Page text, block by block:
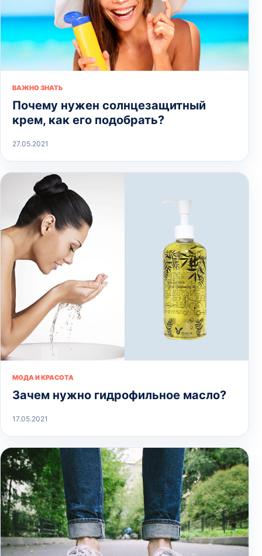
ВАЖНО ЗНАТЬ
Почему нужен солнцезащитный
крем, как его подобрать?
27.05.2021
МОДА И КРАСОТА
Зачем нужно гидрофильное масло?
17.05.2021